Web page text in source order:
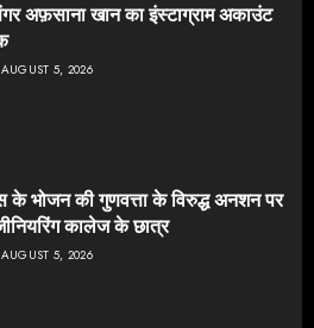
अफ़साना खान का इंस्टाग्राम अकाउंट
AUGUST 5, 2026
के भोजन की गुणवत्ता के विरुद्ध अनशन पर
कालेज के छात्र
AUGUST 5, 2026